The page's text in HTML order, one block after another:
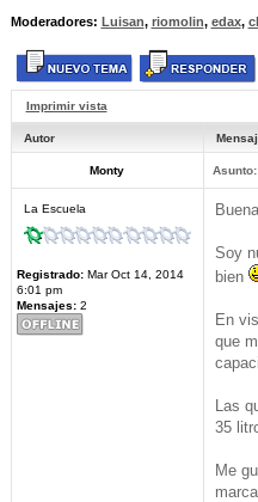
Moderadores: Luisan, riomolin, edax,
Imprimir vista
Autor
Monty Asunto:
La Escuela
Registrado:Mar Oct 14, 2014
6:01 pm
Mensajes:2
Soy
bien
En
que
Las
35
Me